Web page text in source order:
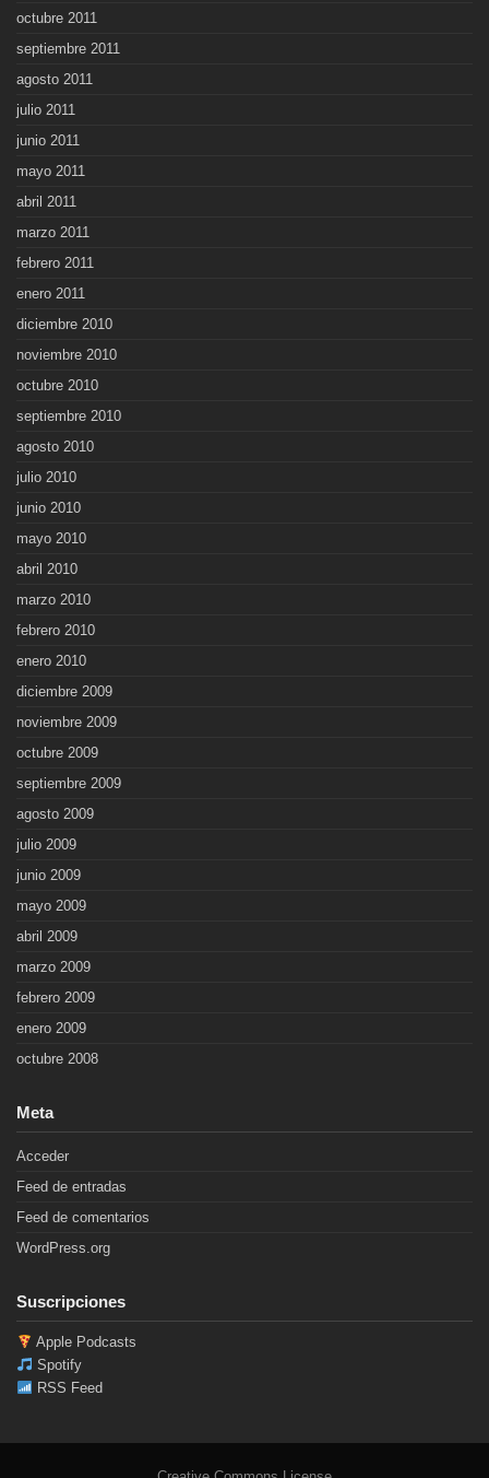
octubre 2011
septiembre 2011
agosto 2011
julio 2011
junio 2011
mayo 2011
abril 2011
marzo 2011
febrero 2011
enero 2011
diciembre 2010
noviembre 2010
octubre 2010
septiembre 2010
agosto 2010
julio 2010
junio 2010
mayo 2010
abril 2010
marzo 2010
febrero 2010
enero 2010
diciembre 2009
noviembre 2009
octubre 2009
septiembre 2009
agosto 2009
julio 2009
junio 2009
mayo 2009
abril 2009
marzo 2009
febrero 2009
enero 2009
octubre 2008
Meta
Acceder
Feed de entradas
Feed de comentarios
WordPress.org
Suscripciones
Apple Podcasts
Spotify
RSS Feed